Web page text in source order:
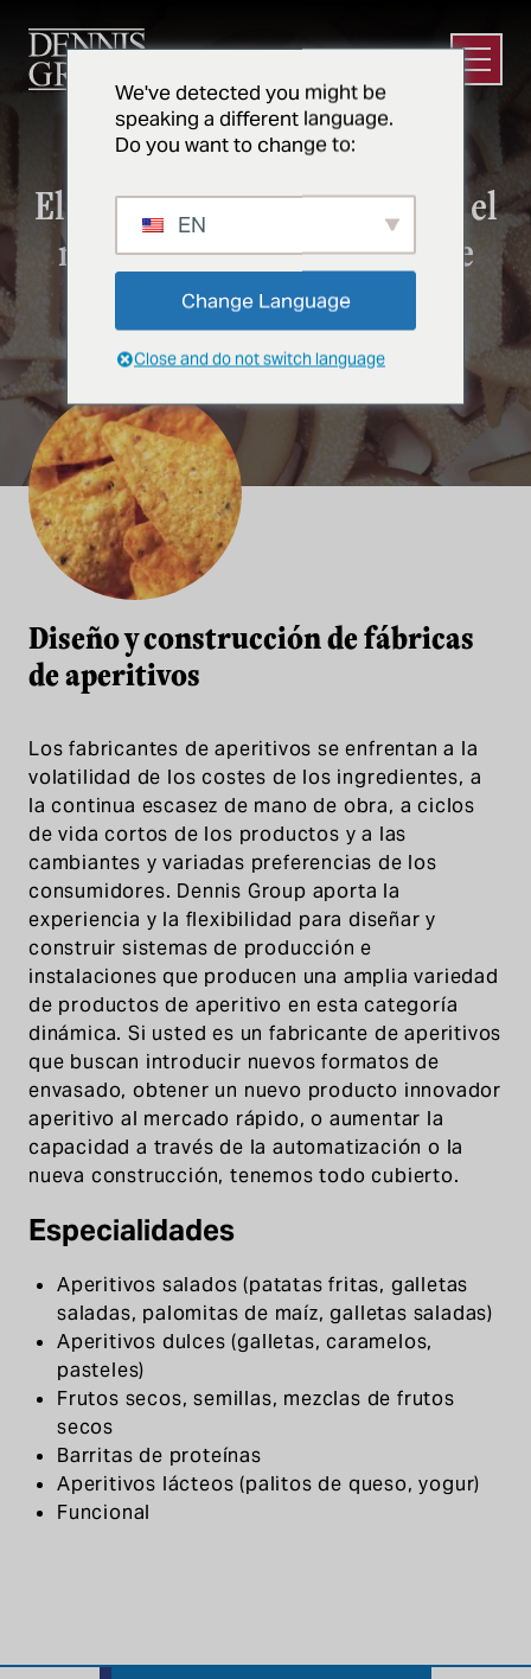
Abrir el
Diseño y construcción de fábricas
de aperitivos
APERITIVOS
El futuro de la ingeniería en el
mundo de la fabricación de
aperitivos
Los fabricantes de aperitivos se enfrentan a la
volatilidad de los costes de los ingredientes, a
la continua escasez de mano de obra, a ciclos
de vida cortos de los productos y a las
cambiantes y variadas preferencias de los
consumidores. Dennis Group aporta la
experiencia y la flexibilidad para diseñar y
construir sistemas de producción e
instalaciones que producen una amplia variedad
de productos de aperitivo en esta categoría
dinámica. Si usted es un fabricante de aperitivos
que buscan introducir nuevos formatos de
envasado, obtener un nuevo producto innovador
aperitivo al mercado rápido, o aumentar la
capacidad a través de la automatización o la
nueva construcción, tenemos todo cubierto.
Especialidades
Aperitivos salados (patatas fritas, galletas
saladas, palomitas de maíz, galletas saladas)
Aperitivos dulces (galletas, caramelos,
pasteles)
Frutos secos, semillas, mezclas de frutos
secos
Barritas de proteínas
Aperitivos lácteos (palitos de queso, yogur)
Funcional
We've detected you might be
speaking a different language.
Do you want to change to:
EN
Change Language
Close and do not switch language